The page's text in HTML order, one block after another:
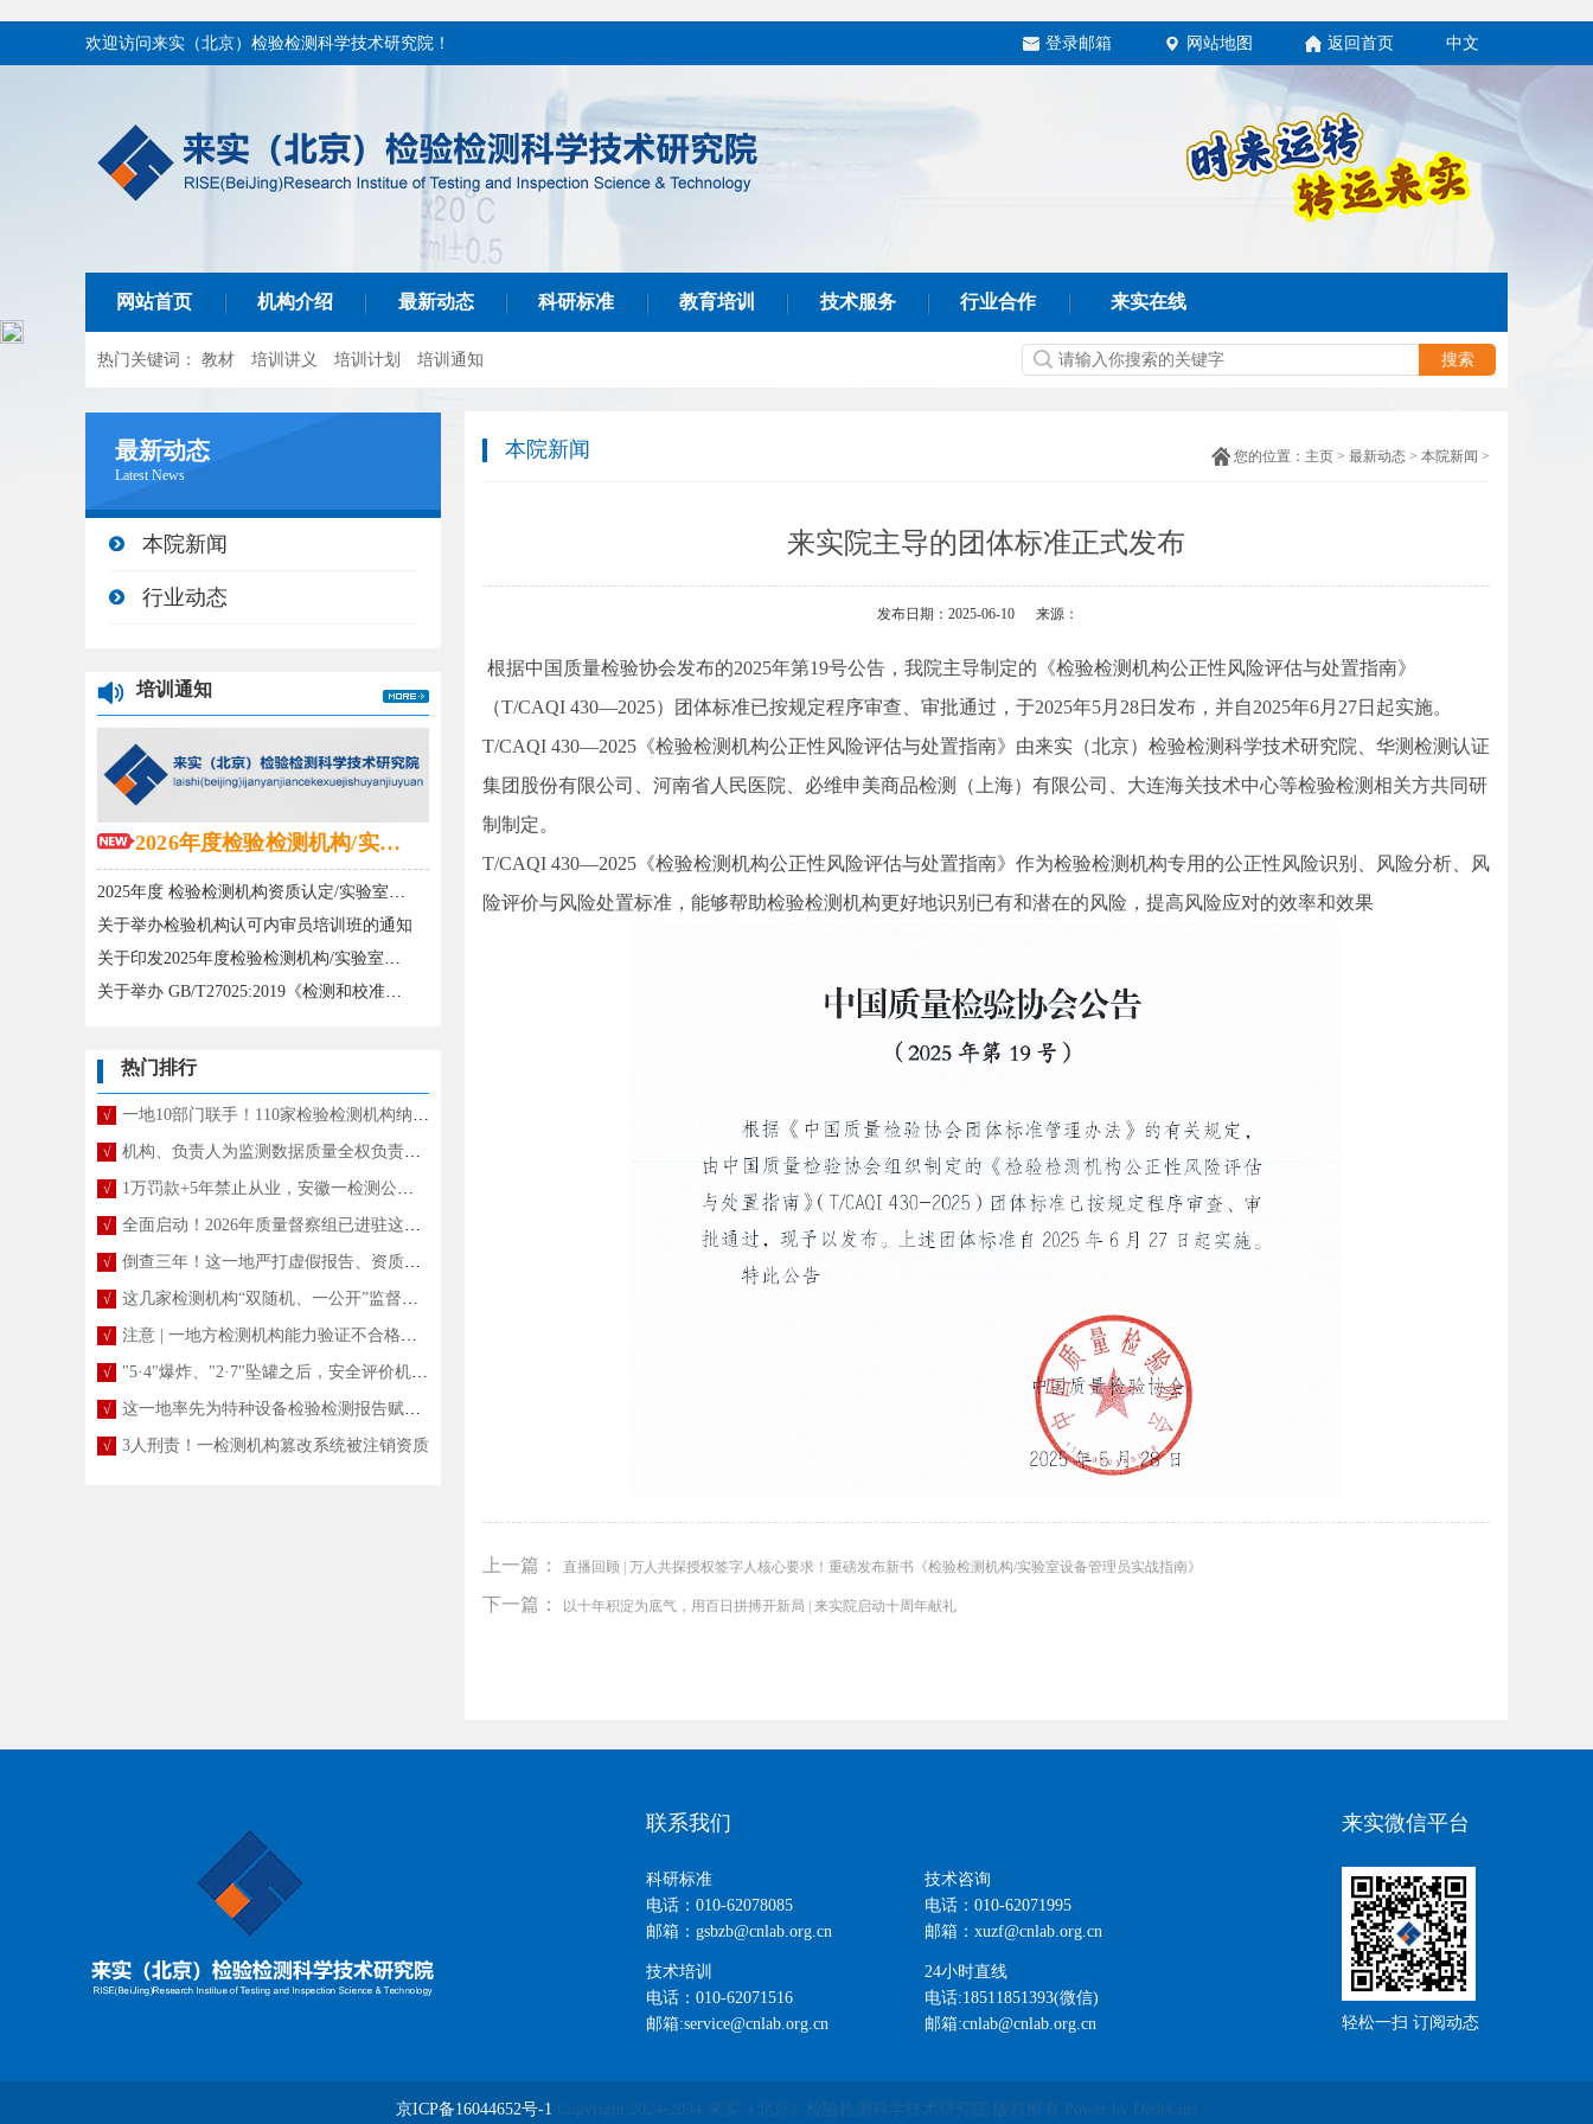
欢迎访问来实（北京）检验检测科学技术研究院！ 登录邮箱 网站地图 返回首页 中文
网站首页 机构介绍 最新动态 科研标准 教育培训 技术服务 行业合作 来实在线
热门关键词： 教材 培训讲义 培训计划 培训通知
最新动态
Latest News
本院新闻
行业动态
培训通知
2026年度检验检测机构/实验室培训计划已发布！
2025年度 检验检测机构资质认定/实验室认可内审员培训班和实战班培训计划
关于举办检验机构认可内审员培训班的通知
关于印发2025年度检验检测机构/实验室培训计划的通知
关于举办 GB/T27025:2019《检测和校准实验室能力的通用要求》宣贯暨CMA管理体系文件 换版/修订培训班的通知
热门排行
√ 一地10部门联手！110家检验检测机构纳入“双随机、一公开”抽查
√ 机构、负责人为监测数据质量全权负责！新规征求意见
√ 1万罚款+5年禁止从业，安徽一检测公司伪造监测数据被处罚
√ 全面启动！2026年质量督察组已进驻这些省份
√ 倒查三年！这一地严打虚假报告、资质挂靠
√ 这几家检测机构“双随机、一公开”监督检查结果通报
√ 注意 | 一地方检测机构能力验证不合格，将被暂停、取消资质认定能力参数
√ "5·4"爆炸、"2·7"坠罐之后，安全评价机构迎来全国大整治
√ 这一地率先为特种设备检验检测报告赋予“电子身份证”
√ 3人刑责！一检测机构篡改系统被注销资质
本院新闻 您的位置： 主页 > 最新动态 > 本院新闻 >
来实院主导的团体标准正式发布
发布日期：2025-06-10 来源：
根据中国质量检验协会发布的2025年第19号公告，我院主导制定的《检验检测机构公正性风险评估与处置指南》
（T/CAQI 430—2025）团体标准已按规定程序审查、审批通过，于2025年5月28日发布，并自2025年6月27日起实施。
T/CAQI 430—2025《检验检测机构公正性风险评估与处置指南》由来实（北京）检验检测科学技术研究院、华测检测认证
集团股份有限公司、河南省人民医院、必维申美商品检测（上海）有限公司、大连海关技术中心等检验检测相关方共同研
制制定。
T/CAQI 430—2025《检验检测机构公正性风险评估与处置指南》作为检验检测机构专用的公正性风险识别、风险分析、风
险评价与风险处置标准，能够帮助检验检测机构更好地识别已有和潜在的风险，提高风险应对的效率和效果
上一篇： 直播回顾 | 万人共探授权签字人核心要求！重磅发布新书《检验检测机构/实验室设备管理员实战指南》
下一篇： 以十年积淀为底气，用百日拼搏开新局 | 来实院启动十周年献礼
联系我们
科研标准
电话：010-62078085
邮箱：gsbzb@cnlab.org.cn
技术咨询
电话：010-62071995
邮箱：xuzf@cnlab.org.cn
技术培训
电话：010-62071516
邮箱:service@cnlab.org.cn
24小时直线
电话:18511851393(微信)
邮箱:cnlab@cnlab.org.cn
来实微信平台
轻松一扫 订阅动态
京ICP备16044652号-1 Copyright 2024-2034 来实（北京）检验检测科学技术研究院 版权所有 Power by DedeCms